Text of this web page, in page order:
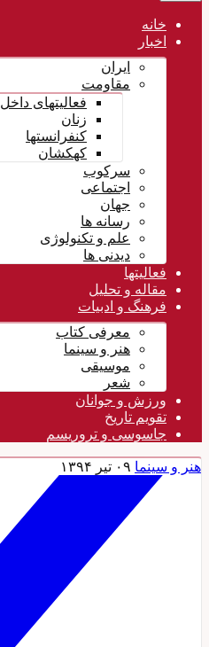
خانه
اخبار
ایران
مقاومت
فعالیتهای داخل
زنان
کنفرانستها
کهکشان
سرکوب
اجتماعی
جهان
رسانه ها
علم و تکنولوژی
دیدنی ها
فعالیتها
مقاله و تحلیل
فرهنگ و ادبیات
معرفی کتاب
هنر و سینما
موسیقی
شعر
ورزش و جوانان
تقویم تاريخ
جاسوسی و تروریسم
هنر و سینما ۰۹ تیر ۱۳۹۴